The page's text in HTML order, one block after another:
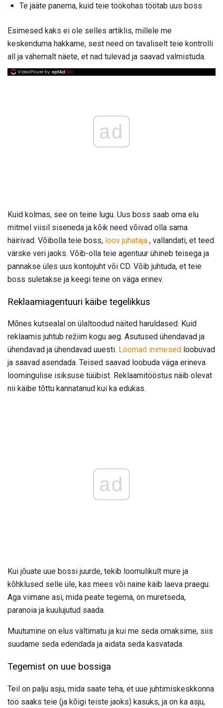
Te jääte panema, kuid teie töökohas töötab uus boss
Esimesed kaks ei ole selles artiklis, millele me
keskenduma hakkame, sest need on tavaliselt teie kontrolli
all ja vähemalt näete, et nad tulevad ja saavad valmistuda.
ad
Kuid kolmas, see on teine ​​lugu. Uus boss saab oma elu
mitmel viisil siseneda ja kõik need võivad olla sama
häirivad. Võibolla teie boss, loov juhataja , vallandati, et teed
värske veri jaoks. Võib-olla teie agentuur ühineb teisega ja
pannakse üles uus kontojuht või CD. Võib juhtuda, et teie
boss suletakse ja keegi teine ​​on väga erinev.
Reklaamiagentuuri käibe tegelikkus
Mõnes kutsealal on ülaltoodud näited haruldased. Kuid
reklaamis juhtub režiim kogu aeg. Asutused ühendavad ja
ühendavad ja ühendavad uuesti. Loomad inimesed loobuvad
ja saavad asendada. Teised saavad loobuda väga erineva
loomingulise isiksuse tüübist. Reklaamitööstus näib olevat
nii käibe tõttu kannatanud kui ka edukas.
ad
Kui jõuate uue bossi juurde, tekib loomulikult mure ja
kõhklused selle üle, kas mees või naine käib laeva praegu.
Aga viimane asi, mida peate tegema, on muretseda,
paranoia ja kuulujutud saada.
Muutumine on elus vältimatu ja kui me seda omaksime, siis
suudame seda edendada ja aidata seda kasvatada.
Tegemist on uue bossiga
Teil on palju asju, mida saate teha, et uue juhtimiskeskkonna
töö saaks teie (ja kõigi teiste jaoks) kasuks, ja on ka asju,